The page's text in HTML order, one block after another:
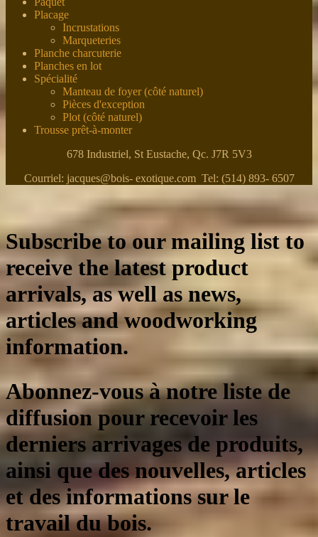
Placage
Incrustations
Marqueteries
Planche charcuterie
Planches en lot
Spécialité
Manteau de foyer (côté naturel)
Pièces d'exception
Plot (côté naturel)
Trousse prêt-à-monter
678 Industriel, St Eustache, Qc. J7R 5V3
Courriel: jacques@bois- exotique.com Tel: (514) 893- 6507
Subscribe to our mailing list to
receive the latest product
arrivals, as well as news,
articles and woodworking
information.
Abonnez-vous à notre liste de
diffusion pour recevoir les
derniers arrivages de produits,
ainsi que des nouvelles, articles
et des informations sur le
travail du bois.